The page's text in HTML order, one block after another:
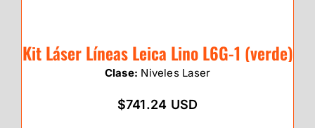
Kit Láser Líneas Leica Lino L6G-1 (verde)
Clase: Niveles Laser
$741.24 USD